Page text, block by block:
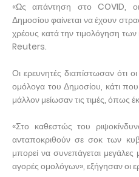
«Ως απάντηση στο COVID, οι
Δημοσίου φαίνεται να έχουν
χρέους κατά την τιμολόγηση
Reuters.
Οι ερευνητές διαπίστωσαν ότι
ομόλογα του Δημοσίου, κάτι
μάλλον μείωσαν τις τιμές,
«Στο καθεστώς του
ανταποκριθούν σε σοκ των
μπορεί να συνεπάγεται
αγορές ομολόγων», εξήγησαν οι